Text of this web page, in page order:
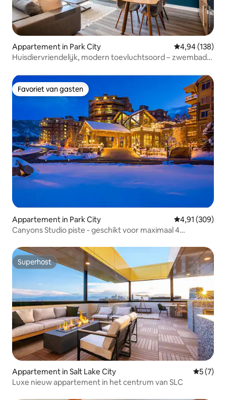
Appartement in Park City Gemiddelde
4,94 (138)
Huisdiervriendelijk, modern toevluchtsoord – zwembad,
Favoriet van gasten
Favoriet van gasten
Appartement in Park City Gemiddelde
4,91 (309)
Canyons Studio piste - geschikt voor maximaal 4
Superhost
Superhost
Appartement in Salt Lake City
5 (7)
Luxe nieuw appartement in het centrum van SLC